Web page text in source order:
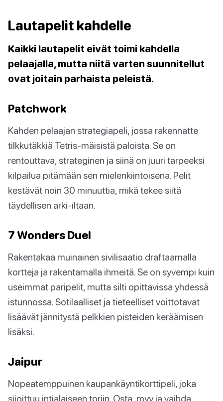
Lautapelit kahdelle
Kaikki lautapelit eivät toimi kahdella
pelaajalla, mutta niitä varten suunnitellut
ovat joitain parhaista peleistä.
Patchwork
Kahden pelaajan strategiapeli, jossa rakennatte
tilkkutäkkiä Tetris-mäisistä paloista. Se on
rentouttava, strateginen ja siinä on juuri tarpeeksi
kilpailua pitämään sen mielenkiintoisena. Pelit
kestävät noin 30 minuuttia, mikä tekee siitä
täydellisen arki-iltaan.
7 Wonders Duel
Rakentakaa muinainen sivilisaatio draftaamalla
kortteja ja rakentamalla ihmeitä. Se on syvempi kuin
useimmat paripelit, mutta silti opittavissa yhdessä
istunnossa. Sotilaalliset ja tieteelliset voittotavat
lisäävät jännitystä pelkkien pisteiden keräämisen
lisäksi.
Jaipur
Nopeatemppuinen kaupankäyntikorttipeli, joka
sijoittuu intialaiseen toriin. Osta, myy ja vaihda